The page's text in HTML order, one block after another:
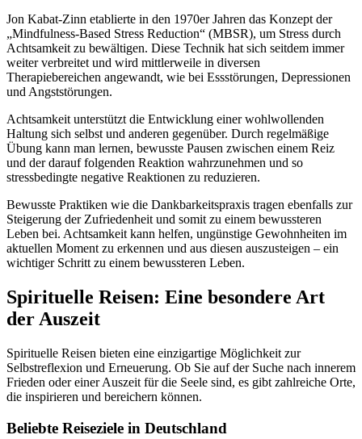
Jon Kabat-Zinn etablierte in den 1970er Jahren das Konzept der
„Mindfulness-Based Stress Reduction“ (MBSR), um Stress durch
Achtsamkeit zu bewältigen. Diese Technik hat sich seitdem immer
weiter verbreitet und wird mittlerweile in diversen
Therapiebereichen angewandt, wie bei Essstörungen, Depressionen
und Angststörungen.
Achtsamkeit unterstützt die Entwicklung einer wohlwollenden
Haltung sich selbst und anderen gegenüber. Durch regelmäßige
Übung kann man lernen, bewusste Pausen zwischen einem Reiz
und der darauf folgenden Reaktion wahrzunehmen und so
stressbedingte negative Reaktionen zu reduzieren.
Bewusste Praktiken wie die Dankbarkeitspraxis tragen ebenfalls zur
Steigerung der Zufriedenheit und somit zu einem bewussteren
Leben bei. Achtsamkeit kann helfen, ungünstige Gewohnheiten im
aktuellen Moment zu erkennen und aus diesen auszusteigen – ein
wichtiger Schritt zu einem bewussteren Leben.
Spirituelle Reisen: Eine besondere Art
der Auszeit
Spirituelle Reisen bieten eine einzigartige Möglichkeit zur
Selbstreflexion und Erneuerung. Ob Sie auf der Suche nach innerem
Frieden oder einer Auszeit für die Seele sind, es gibt zahlreiche Orte,
die inspirieren und bereichern können.
Beliebte Reiseziele in Deutschland